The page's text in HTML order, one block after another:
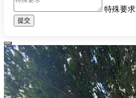
特殊要求
提交